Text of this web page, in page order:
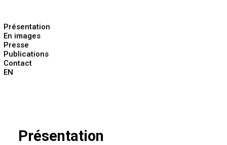
Présentation
En images
Presse
Publications
Contact
EN
Présentation